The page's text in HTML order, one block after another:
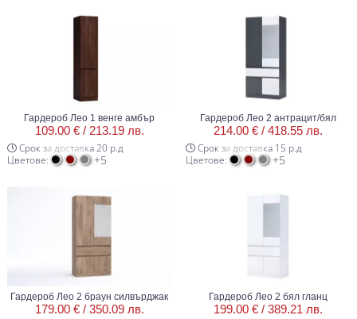
Гардероб Лео 1 венге амбър
109.00 € / 213.19 лв.
Срок за доставка 20 р.д
Цветове:
+5
Гардероб Лео 2 антрацит/бял
214.00 € / 418.55 лв.
Срок за доставка 15 р.д
Цветове:
+5
Гардероб Лео 2 браун силвърджак
179.00 € / 350.09 лв.
Гардероб Лео 2 бял гланц
199.00 € / 389.21 лв.